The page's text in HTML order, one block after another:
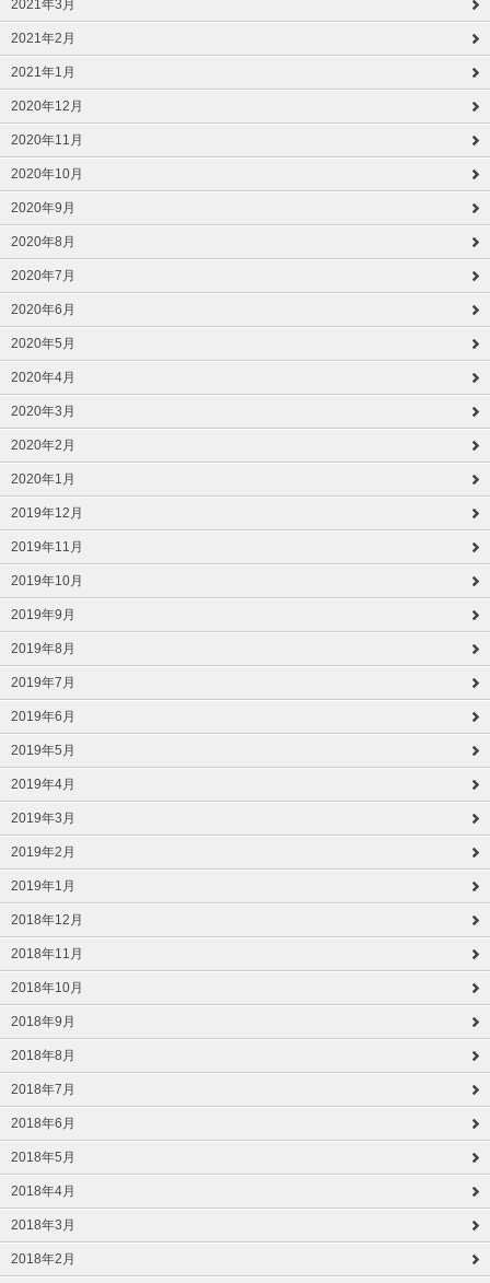
2021年3月
2021年2月
2021年1月
2020年12月
2020年11月
2020年10月
2020年9月
2020年8月
2020年7月
2020年6月
2020年5月
2020年4月
2020年3月
2020年2月
2020年1月
2019年12月
2019年11月
2019年10月
2019年9月
2019年8月
2019年7月
2019年6月
2019年5月
2019年4月
2019年3月
2019年2月
2019年1月
2018年12月
2018年11月
2018年10月
2018年9月
2018年8月
2018年7月
2018年6月
2018年5月
2018年4月
2018年3月
2018年2月